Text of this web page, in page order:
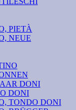
PIETÀ
NEUE
DONI
DONI
TONDO DONI